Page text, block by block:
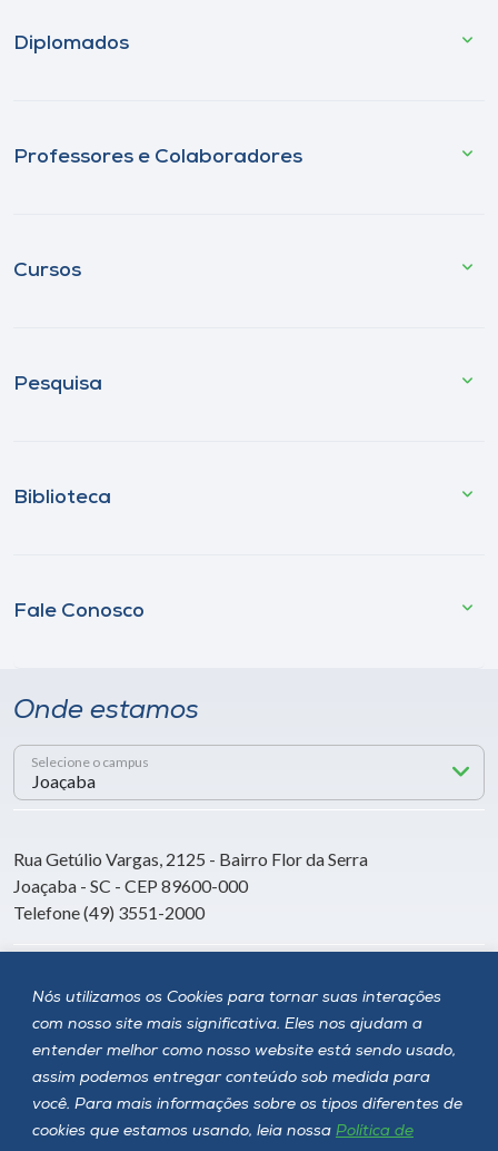
Nós utilizamos os Cookies para tornar suas interações
com nosso site mais significativa. Eles nos ajudam a
entender melhor como nosso website está sendo usado,
assim podemos entregar conteúdo sob medida para
você. Para mais informações sobre os tipos diferentes de
cookies que estamos usando, leia nossa Política de
Diplomados
Professores e Colaboradores
Cursos
Pesquisa
Biblioteca
Fale Conosco
Onde estamos
Selecione o campus
Rua Getúlio Vargas, 2125 - Bairro Flor da Serra
Joaçaba - SC - CEP 89600-000
Telefone (49) 3551-2000
Siga a Unoesc